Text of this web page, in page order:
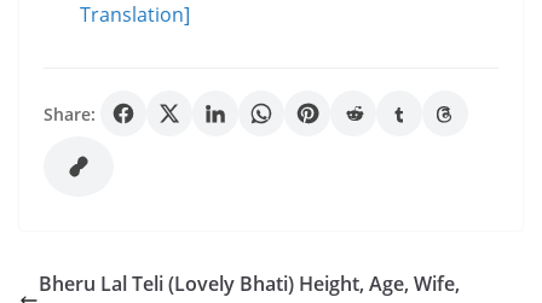
Translation]
Share:
Bheru Lal Teli (Lovely Bhati) Height, Age, Wife,